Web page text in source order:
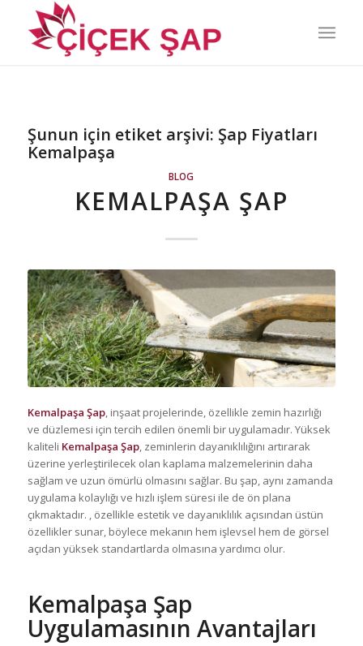
Şunun için etiket arşivi: Şap Fiyatları
Kemalpaşa
BLOG
KEMALPAŞA ŞAP
Kemalpaşa Şap, inşaat projelerinde, özellikle zemin hazırlığı
ve düzlemesi için tercih edilen önemli bir uygulamadır. Yüksek
kaliteli Kemalpaşa Şap, zeminlerin dayanıklılığını artırarak
üzerine yerleştirilecek olan kaplama malzemelerinin daha
sağlam ve uzun ömürlü olmasını sağlar. Bu şap, aynı zamanda
uygulama kolaylığı ve hızlı işlem süresi ile de ön plana
çıkmaktadır. , özellikle estetik ve dayanıklılık açısından üstün
özellikler sunar, böylece mekanın hem işlevsel hem de görsel
açıdan yüksek standartlarda olmasına yardımcı olur.
Kemalpaşa Şap
Uygulamasının Avantajları